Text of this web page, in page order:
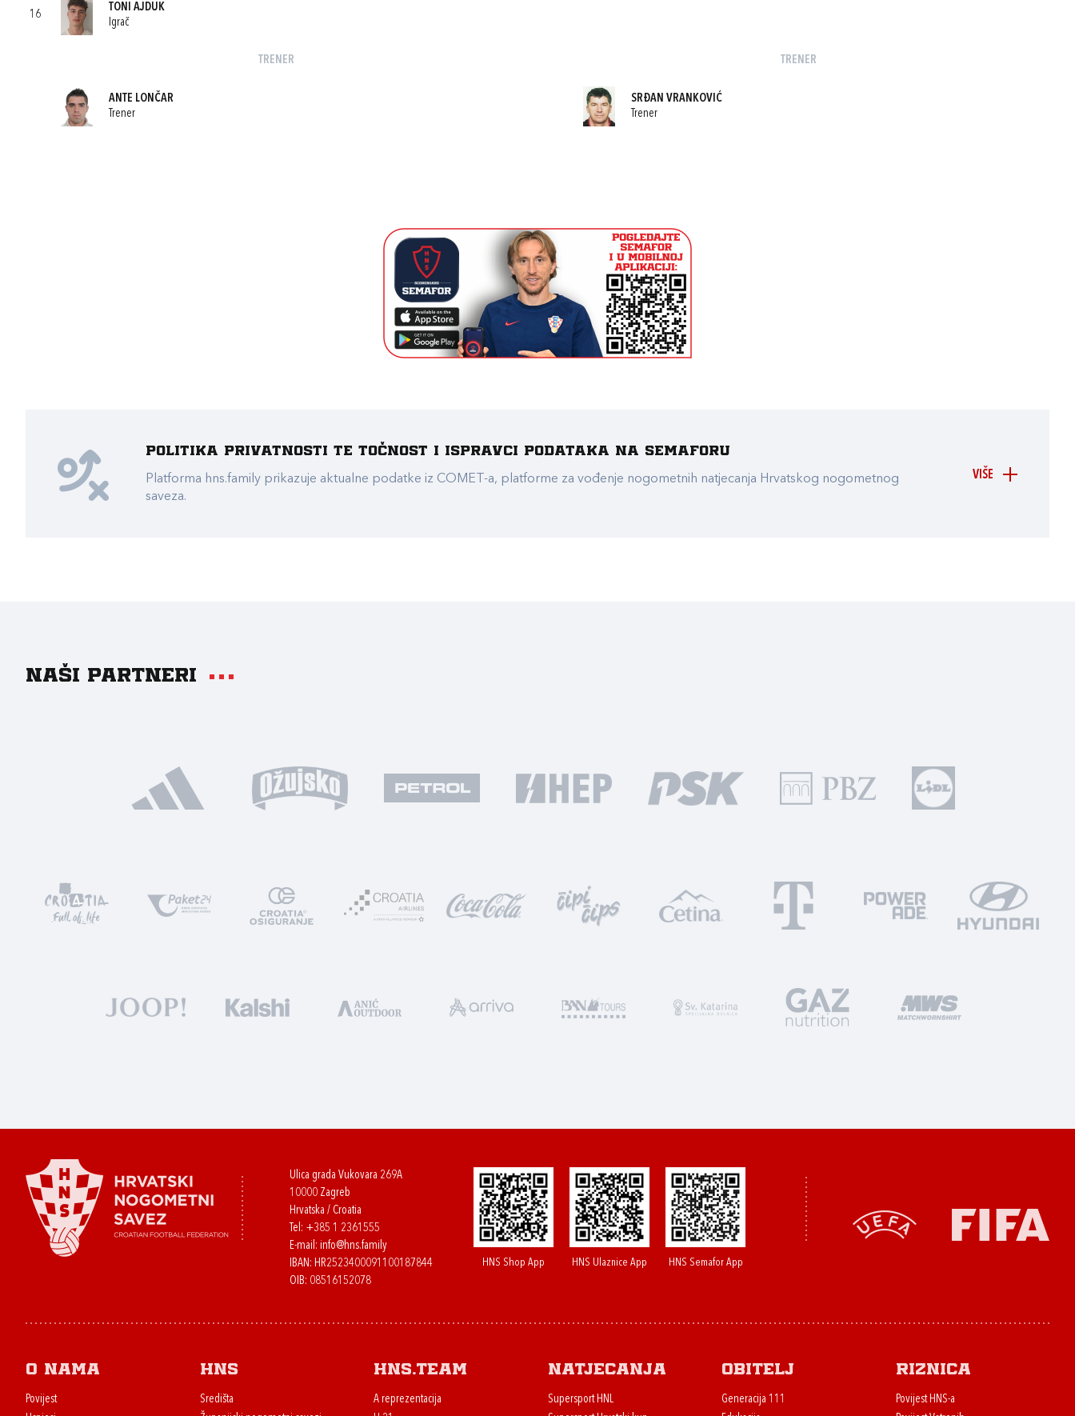
16
TONI AJDUK
Igrač
TRENER
ANTE LONČAR
Trener
TRENER
SRĐAN VRANKOVIĆ
Trener
VIŠE
Politika privatnosti te točnost i ispravci podataka na Semaforu
Platforma hns.family prikazuje aktualne podatke iz COMET-a, platforme za vođenje nogometnih natjecanja Hrvatskog nogometnog
saveza.
Naši partneri
Ulica grada Vukovara 269A
10000 Zagreb
Hrvatska / Croatia
Tel: +385 1 2361555
E-mail: info@hns.family
IBAN: HR2523400091100187844
OIB: 08516152078
HNS Shop App HNS Ulaznice App HNS Semafor App
O nama
Povijest
HNS
Središta
HNS.team
A reprezentacija
Natjecanja
Supersport HNL
Obitelj
Generacija 111
Riznica
Povijest HNS-a